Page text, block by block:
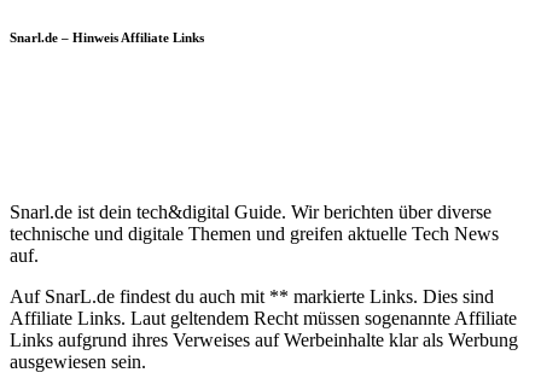
Snarl.de – Hinweis Affiliate Links
Snarl.de ist dein tech&digital Guide. Wir berichten über diverse
technische und digitale Themen und greifen aktuelle Tech News
auf.
Auf SnarL.de findest du auch mit ** markierte Links. Dies sind
Affiliate Links. Laut geltendem Recht müssen sogenannte Affiliate
Links aufgrund ihres Verweises auf Werbeinhalte klar als Werbung
ausgewiesen sein.